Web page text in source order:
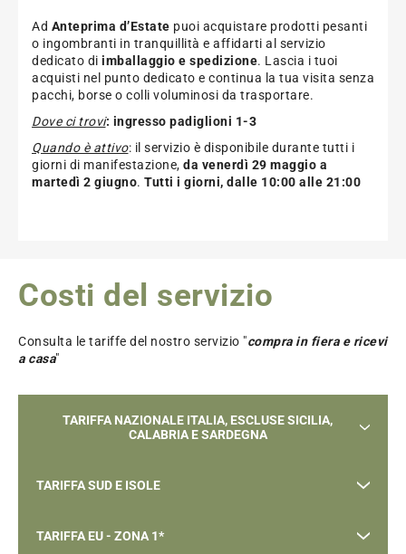
Ad Anteprima d’Estate puoi acquistare prodotti pesanti
o ingombranti in tranquillità e affidarti al servizio
dedicato di imballaggio e spedizione. Lascia i tuoi
acquisti nel punto dedicato e continua la tua visita senza
pacchi, borse o colli voluminosi da trasportare.
Dove ci trovi: ingresso padiglioni 1-3
Quando è attivo: il servizio è disponibile durante tutti i
giorni di manifestazione, da venerdì 29 maggio a
martedì 2 giugno. Tutti i giorni, dalle 10:00 alle 21:00
Costi del servizio
Consulta le tariffe del nostro servizio "compra in fiera e ricevi
a casa"
TARIFFA NAZIONALE ITALIA, ESCLUSE SICILIA,
CALABRIA E SARDEGNA
0-2 kg ->€ 9,00
5-10 kg*->€11,50
TARIFFA SUD E ISOLE
Sicilia, Calabria e Sardegna
TARIFFA EU - ZONA 1*